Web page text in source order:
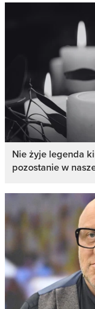
Nie żyje legenda
pozostanie w